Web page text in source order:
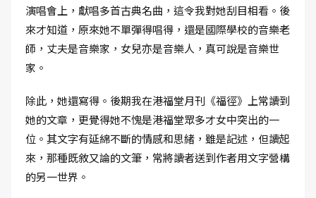
演唱會上，獻唱多首古典名曲，這令我對她刮目相看。後
來才知道，原來她不單彈得唱得，還是國際學校的音樂老
師，丈夫是音樂家，女兒亦是音樂人，真可說是音樂世
家。
除此，她還寫得。後期我在港福堂月刊《福徑》上常讀到
她的文章，更覺得她不愧是港福堂眾多才女中突出的一
位。其文字有延綿不斷的情感和思緒，雖是記述，但讀起
來，那種既敘又論的文筆，常將讀者送到作者用文字營構
的另一世界。